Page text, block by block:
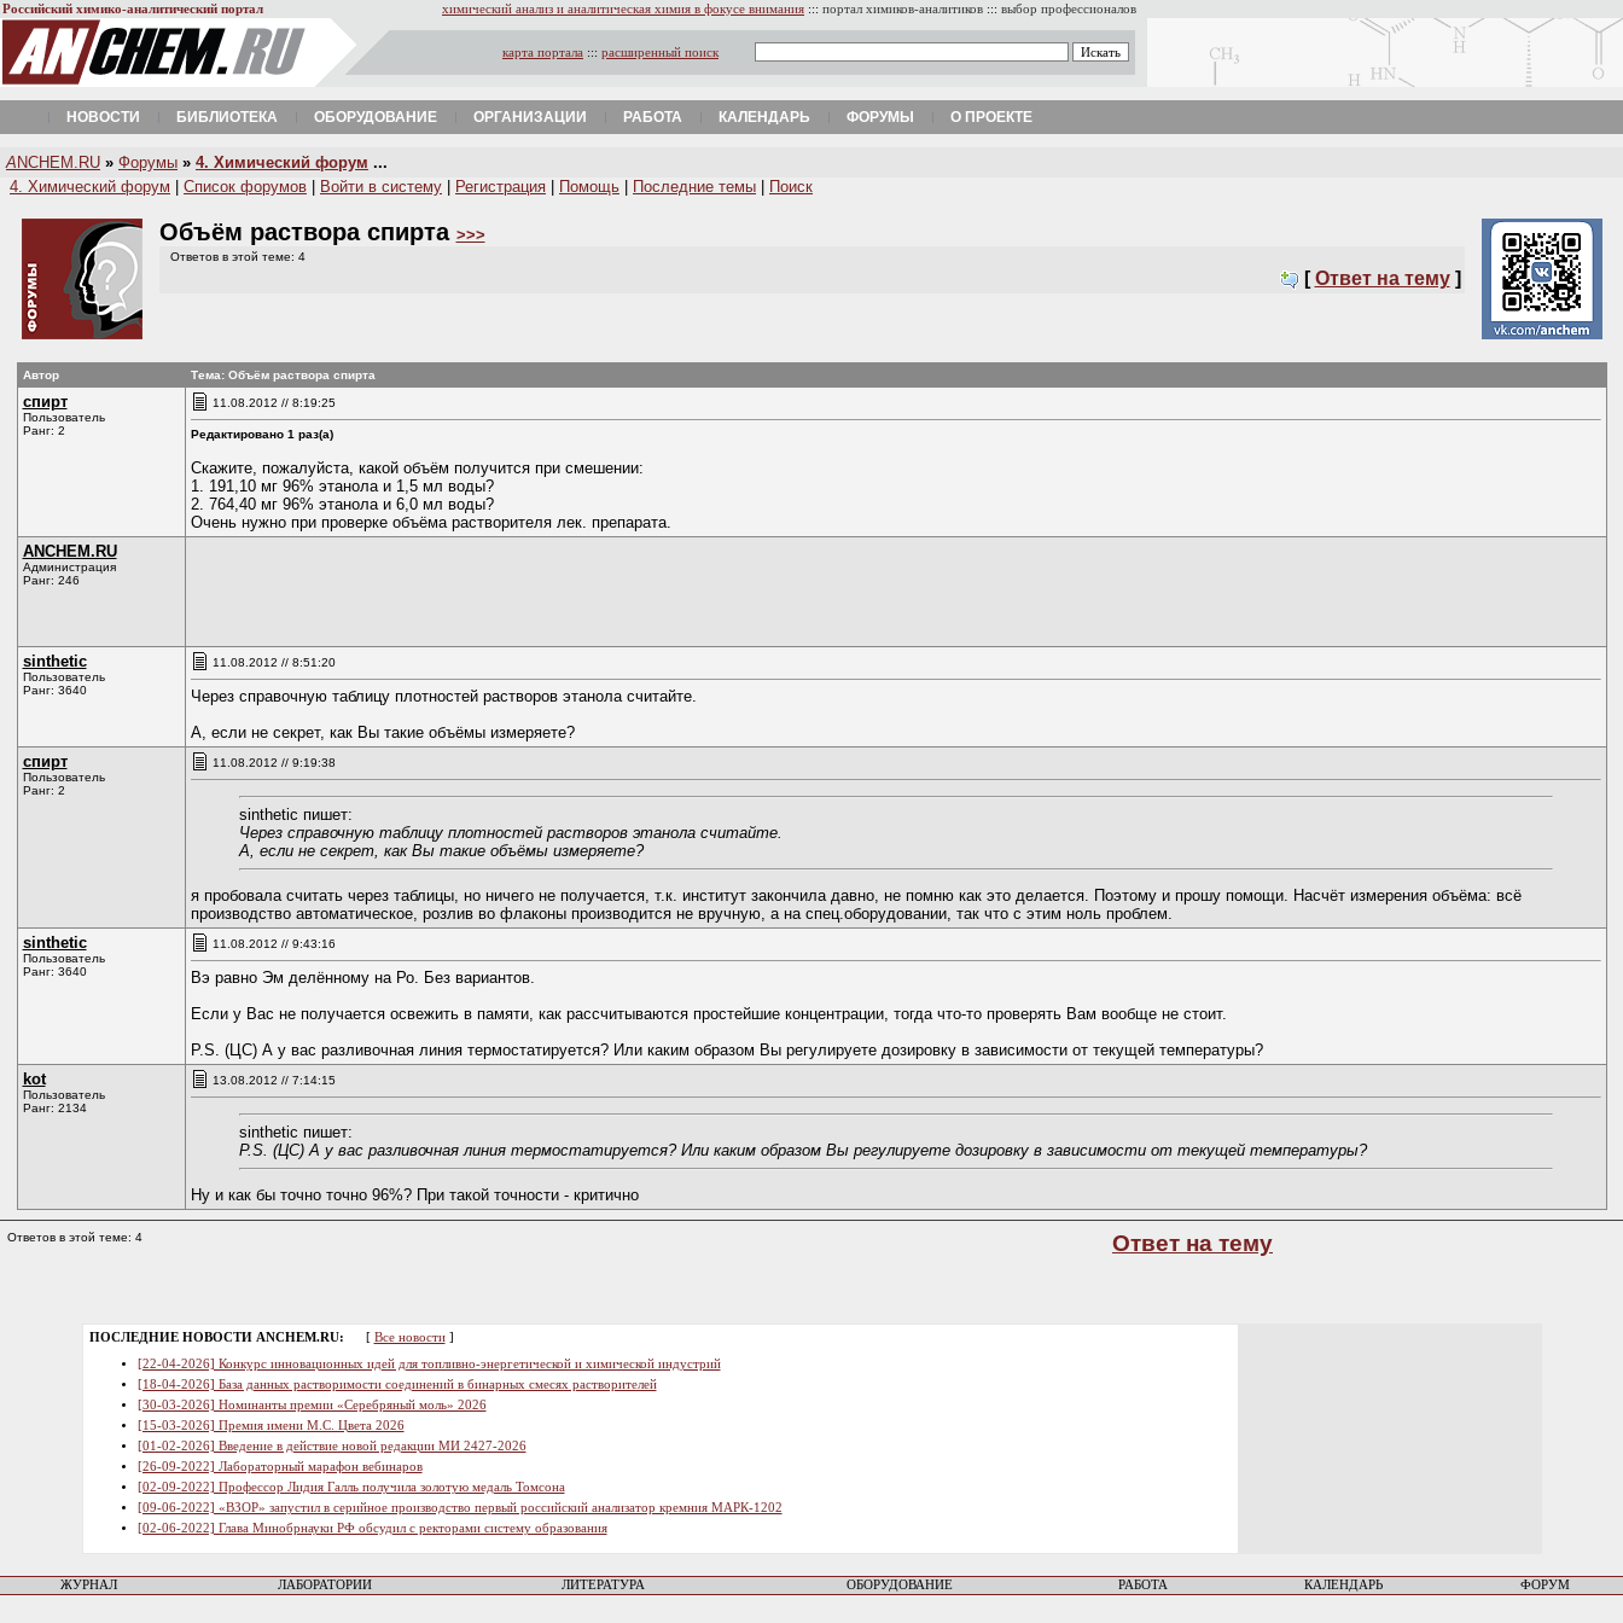
Российский химико-аналитический портал химический анализ и аналитическая химия в фокусе внимания ::: портал химиков-аналитиков ::: выбор профессионалов
карта портала ::: расширенный поиск
НОВОСТИ БИБЛИОТЕКА ОБОРУДОВАНИЕ ОРГАНИЗАЦИИ РАБОТА КАЛЕНДАРЬ ФОРУМЫ О ПРОЕКТЕ
A NCHEM.RU » Форумы » 4. Химический форум ...
4. Химический форум
Список форумов Войти в систему Регистрация Помощь Последние темы Поиск
Объём раствора спирта >>>
Ответов в этой теме: 4
[ Ответ на тему ]
Автор Тема: Объём раствора спирта
спирт
Пользователь
Ранг: 2
11.08.2012 // 8:19:25
Редактировано 1 раз(а)
Скажите, пожалуйста, какой объём получится при смешении:
1. 191,10 мг 96% этанола и 1,5 мл воды?
2. 764,40 мг 96% этанола и 6,0 мл воды?
Очень нужно при проверке объёма растворителя лек. препарата.
ANCHEM.RU
Администрация
Ранг: 246
sinthetic
Пользователь
Ранг: 3640
11.08.2012 // 8:51:20
Через справочную таблицу плотностей растворов этанола считайте.
А, если не секрет, как Вы такие объёмы измеряете?
спирт
Пользователь
Ранг: 2
11.08.2012 // 9:19:38
sinthetic пишет:
Через справочную таблицу плотностей растворов этанола считайте.
А, если не секрет, как Вы такие объёмы измеряете?
я пробовала считать через таблицы, но ничего не получается, т.к. институт закончила давно, не помню как это делается. Поэтому и прошу помощи. Насчёт измерения объёма: всё
производство автоматическое, розлив во флаконы производится не вручную, а на спец.оборудовании, так что с этим ноль проблем.
sinthetic
Пользователь
Ранг: 3640
11.08.2012 // 9:43:16
Вэ равно Эм делённому на Ро. Без вариантов.
Если у Вас не получается освежить в памяти, как рассчитываются простейшие концентрации, тогда что-то проверять Вам вообще не стоит.
P.S. (ЦС) А у вас разливочная линия термостатируется? Или каким образом Вы регулируете дозировку в зависимости от текущей температуры?
kot
Пользователь
Ранг: 2134
13.08.2012 // 7:14:15
sinthetic пишет:
P.S. (ЦС) А у вас разливочная линия термостатируется? Или каким образом Вы регулируете дозировку в зависимости от текущей температуры?
Ну и как бы точно точно 96%? При такой точности - критично
Ответов в этой теме: 4 Ответ на тему
ПОСЛЕДНИЕ НОВОСТИ ANCHEM.RU: [ Все новости]
[22-04-2026] Конкурс инновационных идей для топливно-энергетической и химической индустрий
[18-04-2026] База данных растворимости соединений в бинарных смесях растворителей
[30-03-2026] Номинанты премии «Серебряный моль» 2026
[15-03-2026] Премия имени М.С. Цвета 2026
[01-02-2026] Введение в действие новой редакции МИ 2427-2026
[26-09-2022] Лабораторный марафон вебинаров
[02-09-2022] Профессор Лидия Галль получила золотую медаль Томсона
[09-06-2022] «ВЗОР» запустил в серийное производство первый российский анализатор кремния МАРК-1202
[02-06-2022] Глава Минобрнауки РФ обсудил с ректорами систему образования
ЖУРНАЛ ЛАБОРАТОРИИ ЛИТЕРАТУРА ОБОРУДОВАНИЕ РАБОТА КАЛЕНДАРЬ ФОРУМ